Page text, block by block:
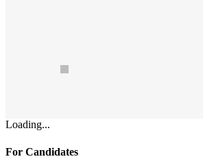
Loading...
For Candidates